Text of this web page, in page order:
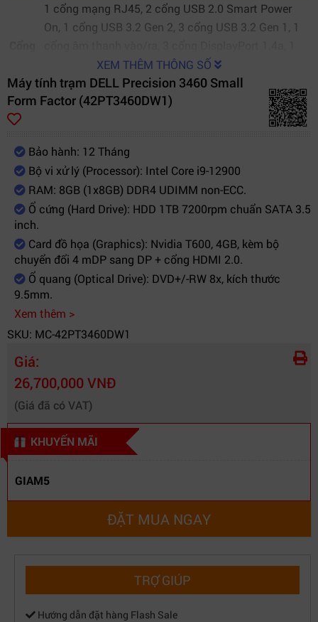
1 cổng mạng RJ45, 2 cổng USB 2.0 Smart Power
On, 1 cổng USB 3.2 Gen 2, 3 cổng USB 3.2 Gen 1, 1
cổng video tùy chọn (HDMI 2.0b/DisplayPort 1.4a
HBR3/VGA/USB-C DisplayPort Alt Mode), 1 cổng
Serial/PS2 tùy chọn
Hệ
hành
Windows 10 Pro for Workstations (4 Cores Plus) –
Tiếng Anh
Phụ
kiện
kèm
theo
Chuột có dây Dell MS116 màu đen + Bàn phím có
dây Dell KB216 màu đen (Tiếng Anh)
XEM THÊM THÔNG SỐ
Máy tính trạm DELL Precision 3460 Small
Form Factor (42PT3460DW1)
Bảo hành: 12 Tháng
Bộ vi xử lý (Processor): Intel Core i9-12900
RAM: 8GB (1x8GB) DDR4 UDIMM non-ECC.
Ổ cứng (Hard Drive): HDD 1TB 7200rpm chuẩn SATA 3.5
inch.
Card đồ họa (Graphics): Nvidia T600, 4GB, kèm bộ
chuyển đổi 4 mDP sang DP + cổng HDMI 2.0.
Ổ quang (Optical Drive): DVD+/-RW 8x, kích thước
9.5mm.
Xem thêm >
SKU: MC-42PT3460DW1
Giá:
26,700,000 VNĐ
(Giá đã có VAT)
KHUYẾN MÃI
GIAM5
ĐẶT MUA NGAY
TRỢ GIÚP
Hướng dẫn đặt hàng Flash Sale